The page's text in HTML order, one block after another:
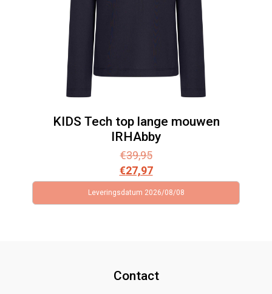
KIDS Tech top lange mouwen
IRHAbby
€39,95
€27,97
Leveringsdatum 2026/08/08
Contact